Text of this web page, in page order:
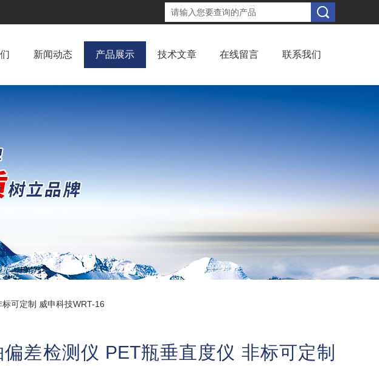
新闻动态 产品展示 技术文章 在线留言 联系我们
可定制 威申科技WRT-16
差检测仪 PET瓶垂直度仪 非标可定制